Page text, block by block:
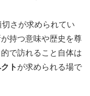
さが求められてい
持つ意味や歴史を尊
で訪れること自体は
ト が求められる場で